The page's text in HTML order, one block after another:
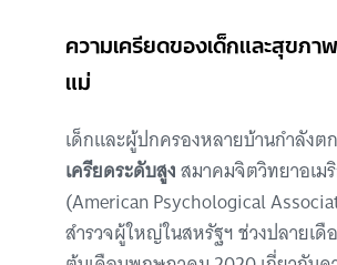
ความเครียดของเด็กและสุขภ
แม่
เด็กและผู้ปกครองหลายบ้านกำลังต
เครียดระดับสูงสมาคมจิตวิทยาอเม
(American Psychological
สำรวจผู้ใหญ่ในสหรัฐฯ ช่วงปลายเดื